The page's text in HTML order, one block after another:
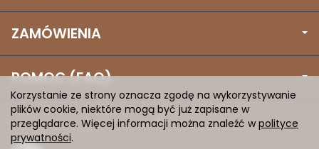
ZAMÓWIENIA
POMOC (FAQ)
Korzystanie ze strony oznacza zgodę na wykorzystywanie
plików cookie, niektóre mogą być już zapisane w
przeglądarce. Więcej informacji można znaleźć wpolityce
prywatności.